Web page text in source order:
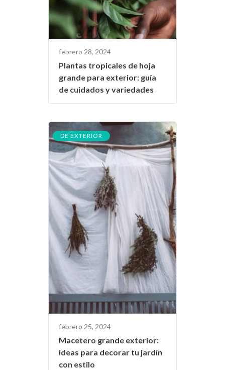
febrero 28, 2024
Plantas tropicales de hoja
grande para exterior: guía
de cuidados y variedades
DE EXTERIOR
febrero 25, 2024
Macetero grande exterior:
ideas para decorar tu jardín
con estilo